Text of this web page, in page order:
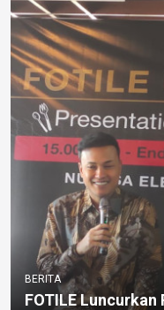
BERITA
FOTILE